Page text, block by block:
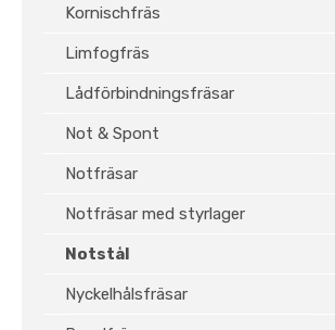
Kornischfräs
Limfogfräs
Lådförbindningsfräsar
Not & Spont
Notfräsar
Notfräsar med styrlager
Notstål
Nyckelhålsfräsar